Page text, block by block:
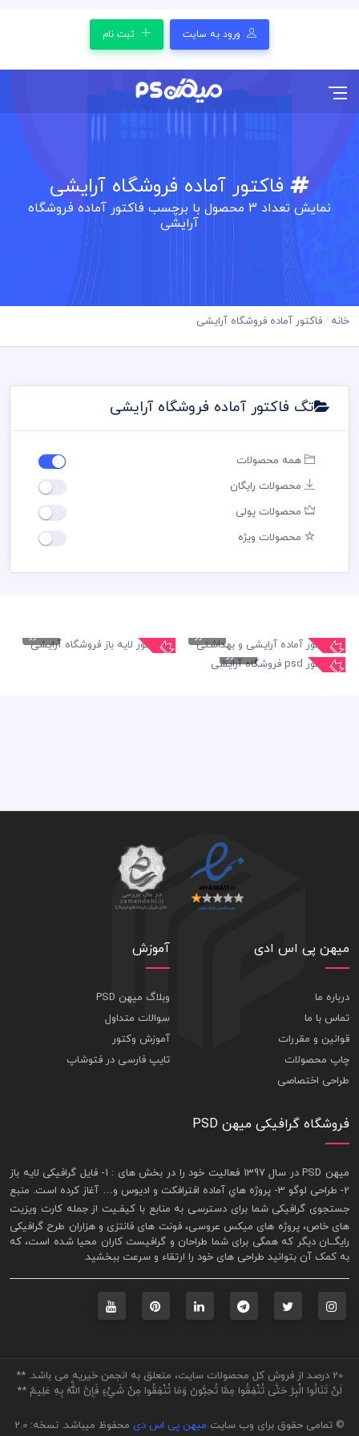
ورود به سایت ثبت نام
فاکتور آماده فروشگاه آرایشی
نمایش تعداد 3 محصول با برچسب فاکتور آماده فروشگاه
آرایشی
خانه فاکتور آماده فروشگاه آرایشی
تگ فاکتور آماده فروشگاه آرایشی
همه محصولات
محصولات رایگان
محصولات پولی
محصولات ویژه
فاکتور آماده آرایشی و...
89,000 تومان
فاکتور
فاکتور لایه باز فروشگاه...
فاکتور
فاکتور psd فروشگاه
فاکتور
میهن پی اس ادی
درباره ما
تماس با ما
قوانین و مقررات
چاپ محصولات
طراحی اختصاصی
آموزش
وبلاگ میهن PSD
سوالات متداول
آموزش وکتور
تایپ فارسی در فتوشاپ
فروشگاه گرافیکی میهن PSD
ميهن PSD در سال 1397 فعاليت خود را در بخش های : 1-
فايل گرافيکی لايه باز
2- طراحی لوگو 3- پروژه هاي آماده افترافکت و اديوس و… آغاز کرده است. منبع
جستجوی گرافيکی شما برای دسترسی به منابع با کيفـيت از جملهکارت ويزيت
های خاص، پروژه های ميکس عروسی، فونت های فانتزی و هزاران طرح گرافیکی
رايگــان ديگر که همگی برای شما طراحان و گرافيست کاران محيا شده است، که
به کمک آن بتوانيد طراحی های خود را ارتقاء و سرعت ببخشيد.
20 درصد از فروش کل محصولات سایت، متعلق به انجمن خیریه می باشد. **
لَنْ تَنَالُوا الْبِرَّ حَتَّى تُنْفِقُوا مِمَّا تُحِبُّونَ وَمَا تُنْفِقُوا مِنْ شَيْءٍ فَإِنَّ اللَّهَ بِهِ عَلِيمٌ **
© تمامی حقوق برای وب سایت میهن پی اس دی محفوظ میباشد. نسخه: 2.0